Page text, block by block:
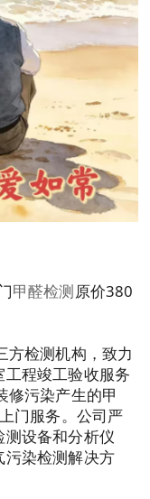
甲醛检测原价380
方检测机构，致力
程竣工验收服务
修污染产生的甲
门服务。公司严
设备和分析仪
污染检测解决方